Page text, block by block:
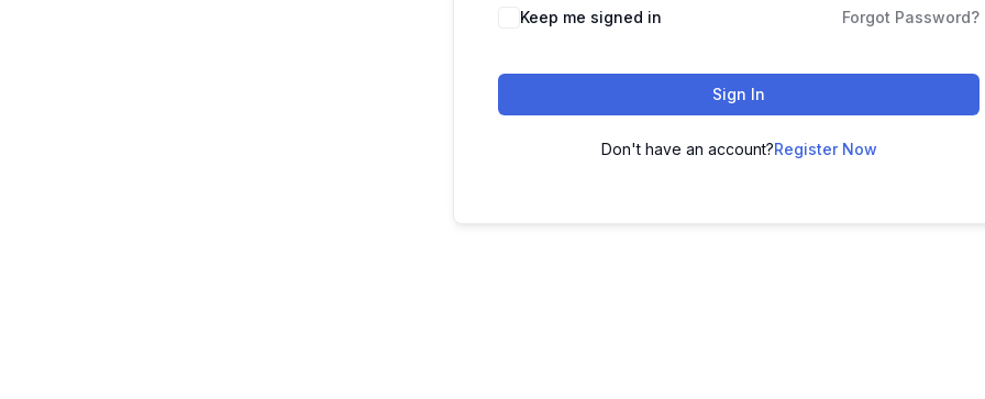
Keep me signed in Forgot Password?
Sign In
Don't have an account?Register Now